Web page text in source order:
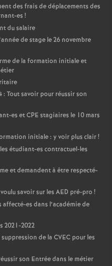
des frais de déplacements des
es !
du salaire
de stage le 26 novembre
de la formation initiale et
Tout savoir pour réussir son
es etCPE stagiaires le 10 mars
initiale : y voir plus clair!
étudiant-es contractuel-les
et demandent à être respecté-
savoir sur les AED pré-pro !
es dans l’académie de
2021-2022
de la CVEC pour les
son Entrée dans le métier